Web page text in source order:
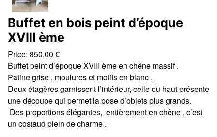
Buffet en bois peint d’époque
XVIII ème
Price: 850,00 €
Buffet peint d’époque XVIII ème en chêne massif .
Patine grise , moulures et motifs en blanc .
Deux étagères garnissent l’intérieur, celle du haut présente
une découpe qui permet la pose d’objets plus grands.
Des proportions élégantes, entièrement en chêne , c’est
un costaud plein de charme .